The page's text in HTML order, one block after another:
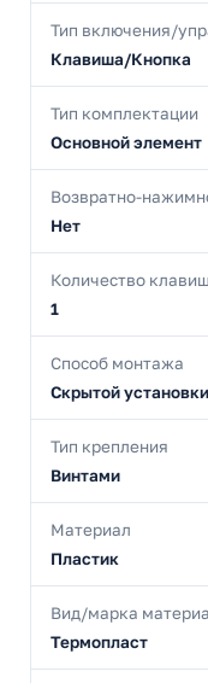
Тип включения/
Клавиша/Кнопка
Тип комплектации
Основной элемент
Возвратно-
Нет
Количество клавиш
1
Способ монтажа
Скрытой установки
Тип крепления
Винтами
Материал
Пластик
Вид/марка
Термопласт